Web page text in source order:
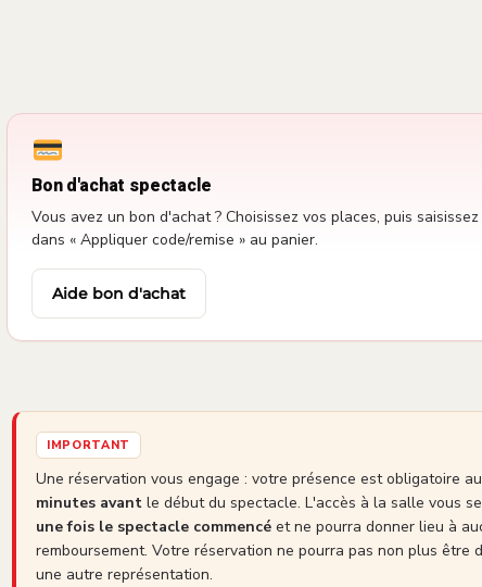
Bon d'achat spectacle
Vous avez un bon d'achat ? Choisissez vos places, puis
dans « Appliquer code/remise » au panier.
Aide bon d'achat
IMPORTANT
Une réservation vous engage : votre présence est obligatoire
minutes avant le début du spectacle. L'accès à la salle vous
une fois le spectacle commencé et ne pourra donner lieu à
remboursement. Votre réservation ne pourra pas non plus être
une autre représentation.